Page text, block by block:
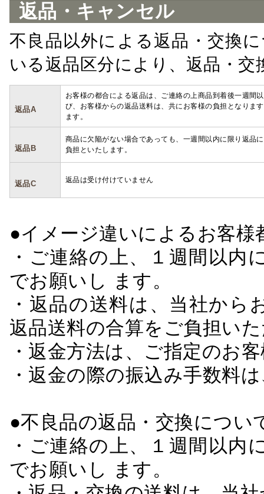
返品・キャンセル
不良品以外による返品・交換
いる返品区分により、返品・
返品A
お客様の都合による返品は、ご連絡の上商品到着後一週間
び、お客様からの返品送料は、共にお客様の負担となりま
ます。
返品B
商品に欠陥がない場合であっても、一週間以内に限り返品
負担といたします。
返品C 返品は受け付けていません
●イメージ違いによるお客
・ご連絡の上、１週間以
でお願いし ます。
・返品の送料は、当社か
返品送料の合算をご負担い
・返金方法は、ご指定のお
・返金の際の振込み手数料
●不良品の返品・交換につい
・ご連絡の上、１週間以
でお願いし ます。